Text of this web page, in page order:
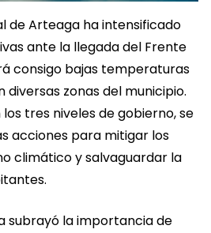
de Arteaga ha intensificado
ante la llegada del Frente
consigo bajas temperaturas
diversas zonas del municipio.
tres niveles de gobierno, se
acciones para mitigar los
climático y salvaguardar la
subrayó la importancia de